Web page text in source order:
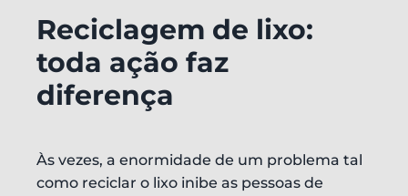
Reciclagem de lixo:
toda ação faz
diferença
Às vezes, a enormidade de um problema tal
como reciclar o lixo inibe as pessoas de